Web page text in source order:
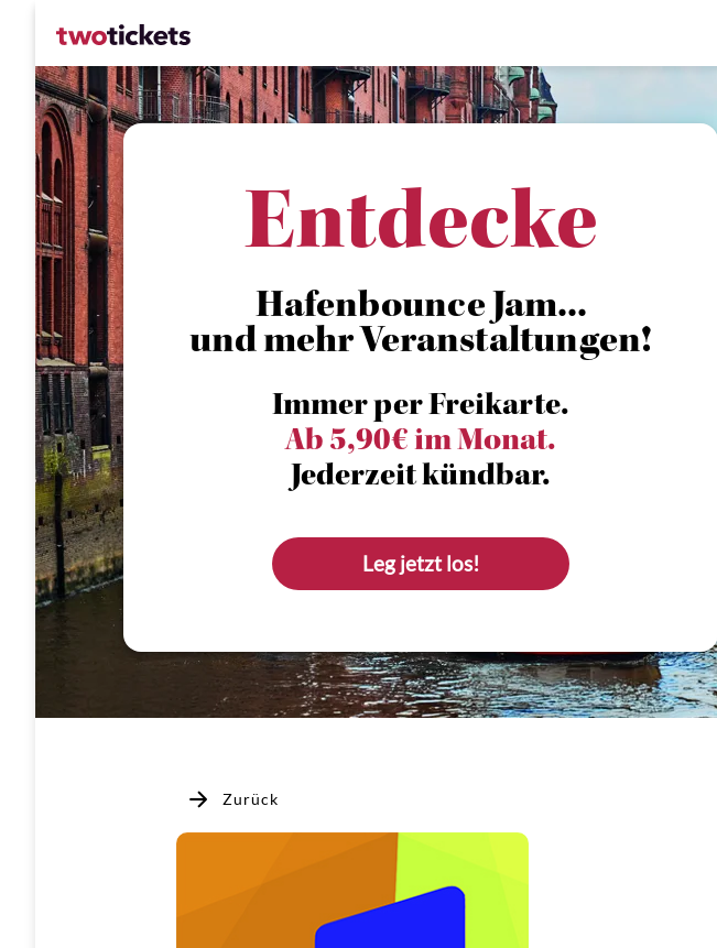
Entdecke
Hafenbounce Jam...
und mehr Veranstaltungen!
Immer per Freikarte.
Ab 5,90€ im Monat.
Jederzeit kündbar.
Leg jetzt los!
Zurück